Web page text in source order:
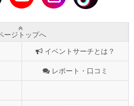
ージトップへ
イベントサーチとは？
レポート・口コミ